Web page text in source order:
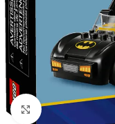
Click to enlarge